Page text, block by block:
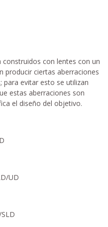
con lentes con un
producir ciertas aberraciones
para evitar esto se utilizan
estas aberraciones son
el diseño del objetivo.